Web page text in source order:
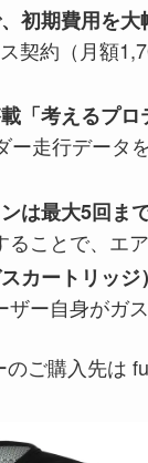
初期費用を大
契約（月額
「考えるプロ
ー走行データ
は最大5回ま
ことで、エ
カートリッ
ー自身がガ
ご購入先は